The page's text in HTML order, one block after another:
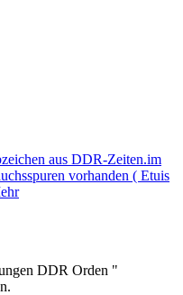
aus DDR-Zeiten.im
vorhanden ( Etuis
DDR Orden "